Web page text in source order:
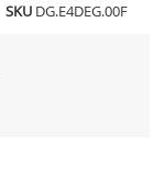
SKU DG.E4DEG.00F